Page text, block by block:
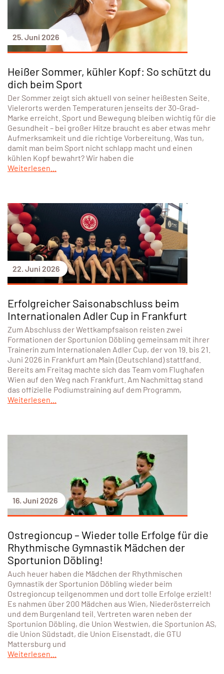
25. Juni 2026
Heißer Sommer, kühler Kopf: So schützt du
dich beim Sport
Der Sommer zeigt sich aktuell von seiner heißesten Seite.
Vielerorts werden Temperaturen jenseits der 30-Grad-
Marke erreicht. Sport und Bewegung bleiben wichtig für die
Gesundheit – bei großer Hitze braucht es aber etwas mehr
Aufmerksamkeit und die richtige Vorbereitung. Was tun,
damit man beim Sport nicht schlapp macht und einen
kühlen Kopf bewahrt? Wir haben die
Weiterlesen...
22. Juni 2026
Erfolgreicher Saisonabschluss beim
Internationalen Adler Cup in Frankfurt
Zum Abschluss der Wettkampfsaison reisten zwei
Formationen der Sportunion Döbling gemeinsam mit ihrer
Trainerin zum Internationalen Adler Cup, der von 19. bis 21.
Juni 2026 in Frankfurt am Main (Deutschland) stattfand.
Bereits am Freitag machte sich das Team vom Flughafen
Wien auf den Weg nach Frankfurt. Am Nachmittag stand
das offizielle Podiumstraining auf dem Programm,
Weiterlesen...
16. Juni 2026
Ostregioncup – Wieder tolle Erfolge für die
Rhythmische Gymnastik Mädchen der
Sportunion Döbling!
Auch heuer haben die Mädchen der Rhythmischen
Gymnastik der Sportunion Döbling wieder beim
Ostregioncup teilgenommen und dort tolle Erfolge erzielt!
Es nahmen über 200 Mädchen aus Wien, Niederösterreich
und dem Burgenland teil. Vertreten waren neben der
Sportunion Döbling, die Union Westwien, die Sportunion AS,
die Union Südstadt, die Union Eisenstadt, die GTU
Mattersburg und
Weiterlesen...